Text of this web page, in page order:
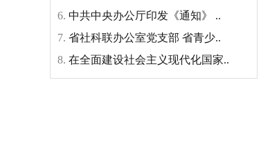
6. 中共中央办公厅印发《通知》 ..
7. 省社科联办公室党支部 省青少..
8. 在全面建设社会主义现代化国家..